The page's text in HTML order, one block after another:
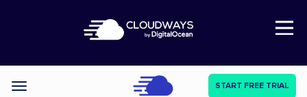
Open Nav
Categories START FREE TRIAL